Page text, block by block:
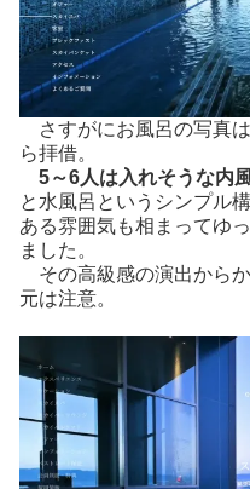
さすがにお風呂の写真
ら拝借。
5～6人は入れそうな内
と水風呂というシンプル
ある雰囲気も相まってゆ
ました。
その高級感の演出からか
元は注意。